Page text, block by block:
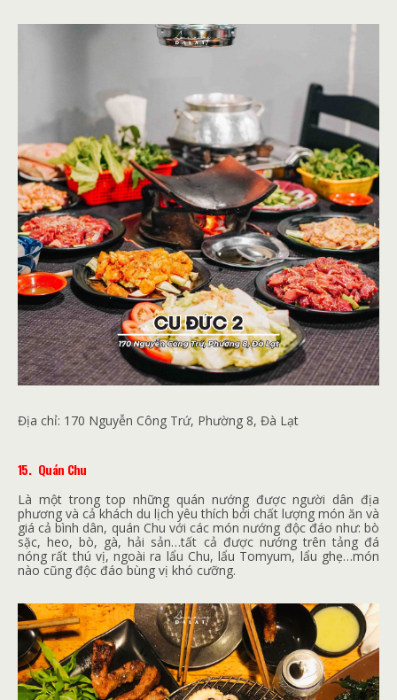
Địa chỉ: 170 Nguyễn Công Trứ, Phường 8, Đà Lạt
15. Quán Chu
Là một trong top những quán nướng được người dân địa
phương và cả khách du lịch yêu thích bởi chất lượng món ăn và
giá cả bình dân, quán Chu với các món nướng độc đáo như: bò
sặc, heo, bò, gà, hải sản…tất cả được nướng trên tảng đá
nóng rất thú vị, ngoài ra lẩu Chu, lẩu Tomyum, lẩu ghẹ…món
nào cũng độc đáo bùng vị khó cưỡng.